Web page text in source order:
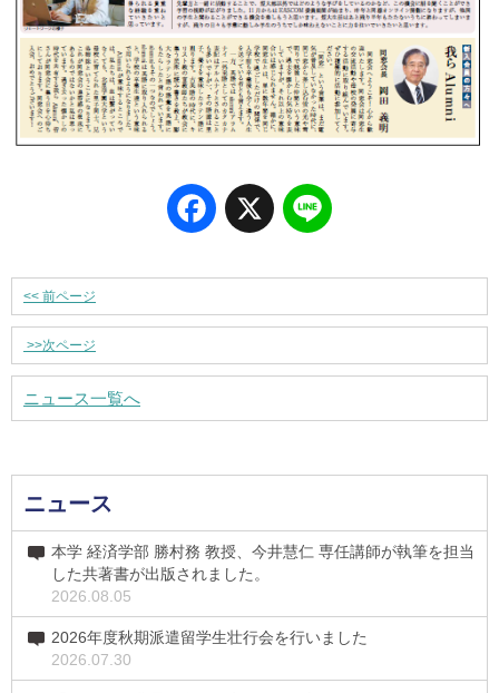
Facebook
X
<< 前ページ
>>次ページ
ニュース一覧へ
ニュース
本学 経済学部 勝村務 教授、今井慧仁 専任講師が執筆を担当
した共著書が出版されました。
2026.08.05
2026年度秋期派遣留学生壮行会を行いました
2026.07.30